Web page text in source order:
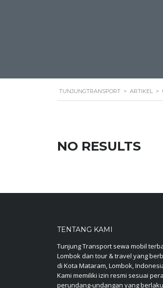
TUNJUNGTRANSPORT > ARTIKEL >
NO RESULTS
TENTANG KAMI
Tunjung Transport sewa mobil
Lombok dan tour & travel yang
di Kota Mataram, Lombok,
Kami memiliki izin resmi sesuai
perundang-undangan yang